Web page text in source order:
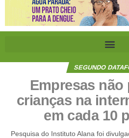
SEGUNDO
Empresas não
crianças na
em cada 10
Pesquisa do Instituto Alana foi